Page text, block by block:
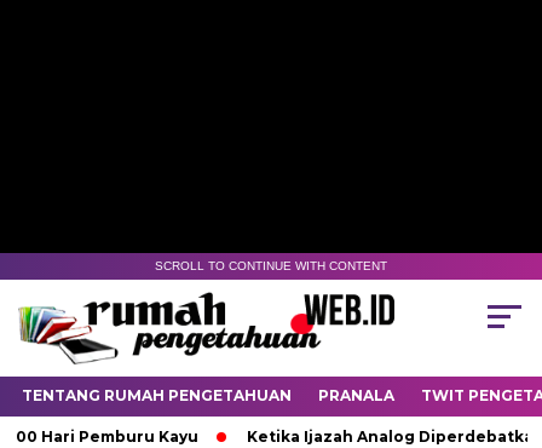
SCROLL TO CONTINUE WITH CONTENT
TENTANG RUMAH PENGETAHUAN PRANALA TWIT
Pemburu Kayu Ketika Ijazah Analog Diperdebatkan di